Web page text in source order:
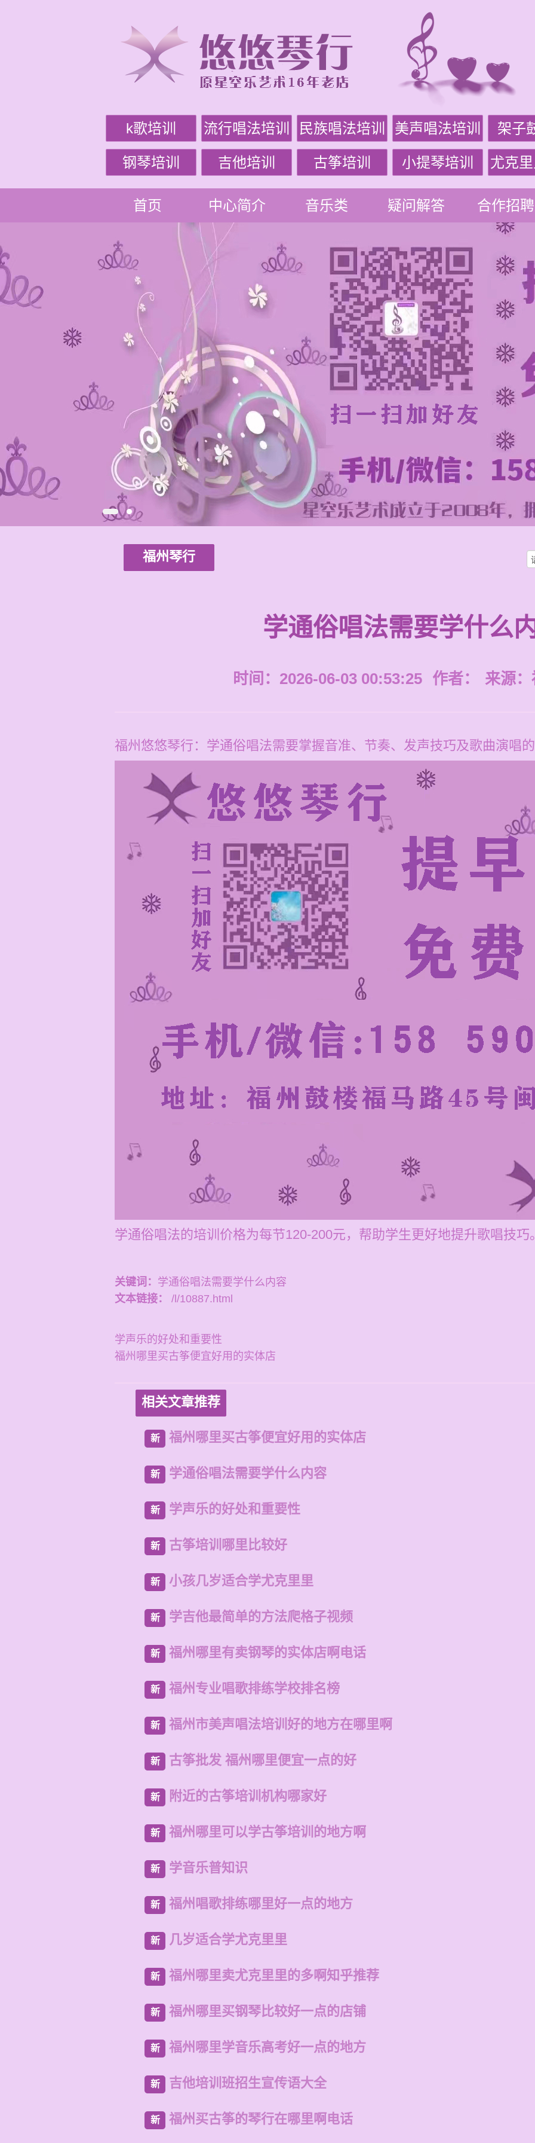
k歌培训 流行唱法培训 民族唱法培训 美声唱法培训 架子
钢琴培训 吉他培训 古筝培训 小提琴培训 尤克
首页 中心简介 音乐类 疑问解答 合作招聘
福州琴行
学通俗唱法需要学什么
时间：2026-06-03 00:53:25 作者： 来源：
福州悠悠琴行：学通俗唱法需要掌握音准、节奏、发声技巧及歌曲演唱
学通俗唱法的培训价格为每节120-200元，帮助学生更好地提升歌唱技巧
关键词： 学通俗唱法需要学什么内容
文本链接：
/l/10887.html
学声乐的好处和重要性
福州哪里买古筝便宜好用的实体店
相关文章推荐
新 福州哪里买古筝便宜好用的实体店
新 学通俗唱法需要学什么内容
新 学声乐的好处和重要性
新 古筝培训哪里比较好
新 小孩几岁适合学尤克里里
新 学吉他最简单的方法爬格子视频
新 福州哪里有卖钢琴的实体店啊电话
新 福州专业唱歌排练学校排名榜
新 福州市美声唱法培训好的地方在哪里啊
新 古筝批发 福州哪里便宜一点的好
新 附近的古筝培训机构哪家好
新 福州哪里可以学古筝培训的地方啊
新 学音乐普知识
新 福州唱歌排练哪里好一点的地方
新 几岁适合学尤克里里
新 福州哪里卖尤克里里的多啊知乎推荐
新 福州哪里买钢琴比较好一点的店铺
新 福州哪里学音乐高考好一点的地方
新 吉他培训班招生宣传语大全
新 福州买古筝的琴行在哪里啊电话